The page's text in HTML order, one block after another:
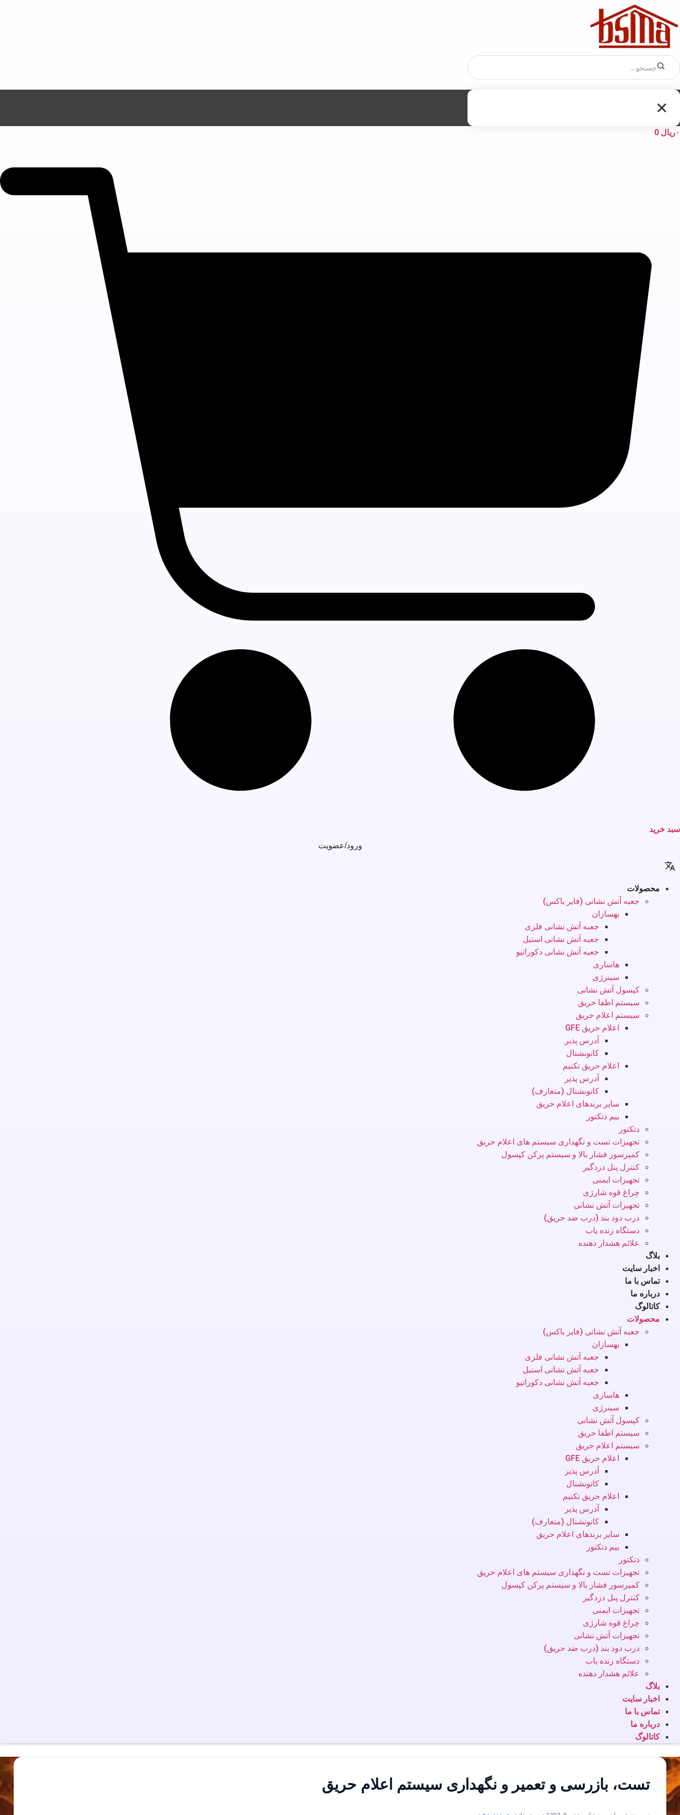
۰ریال 0
سبد خرید
ورود/عضویت
محصولات
جعبه آتش نشانی (فایر باکس)
بهسازان
جعبه آتش نشانی فلزی
جعبه آتش نشانی استیل
جعبه آتش نشانی دکوراتیو
هاساری
سینرژی
کپسول آتش نشانی
سیستم اطفا حریق
سیستم اعلام حریق
اعلام حریق GFE
آدرس پذیر
کانونشنال
اعلام حریق تکنیم
آدرس پذیر
کانونشنال (متعارف)
سایر برندهای اعلام حریق
بیم دتکتور
دتکتور
تجهیزات تست و نگهداری سیستم های اعلام حریق
کمپرسور فشار بالا و سیستم پرکن کپسول
کنترل پنل دزدگیر
تجهیزات ایمنی
چراغ قوه شارژی
تجهیزات آتش نشانی
درب دود بند (درب ضد حریق)
دستگاه زنده یاب
علائم هشدار دهنده
بلاگ
اخبار سایت
تماس با ما
درباره ما
کاتالوگ
محصولات
جعبه آتش نشانی (فایر باکس)
بهسازان
جعبه آتش نشانی فلزی
جعبه آتش نشانی استیل
جعبه آتش نشانی دکوراتیو
هاساری
سینرژی
کپسول آتش نشانی
سیستم اطفا حریق
سیستم اعلام حریق
اعلام حریق GFE
آدرس پذیر
کانونشنال
اعلام حریق تکنیم
آدرس پذیر
کانونشنال (متعارف)
سایر برندهای اعلام حریق
بیم دتکتور
دتکتور
تجهیزات تست و نگهداری سیستم های اعلام حریق
کمپرسور فشار بالا و سیستم پرکن کپسول
کنترل پنل دزدگیر
تجهیزات ایمنی
چراغ قوه شارژی
تجهیزات آتش نشانی
درب دود بند (درب ضد حریق)
دستگاه زنده یاب
علائم هشدار دهنده
بلاگ
اخبار سایت
تماس با ما
درباره ما
کاتالوگ
تست، بازرسی و تعمیر و نگهداری سیستم اعلام حریق